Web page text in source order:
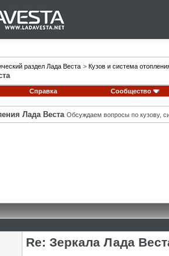
раздел Лада Веста > Кузов и система
Справка Сообщество
Лада Веста Обсуждаем вопросы по кузову,
Re: Зеркала Лада